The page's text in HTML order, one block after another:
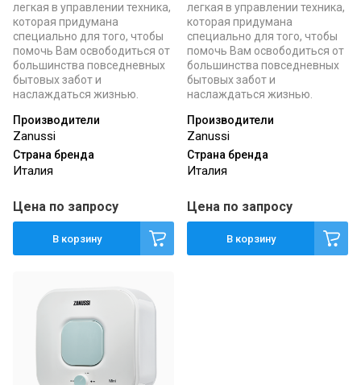
легкая в управлении техника,
которая придумана
специально для того, чтобы
помочь Вам освободиться от
большинства повседневных
бытовых забот и
наслаждаться жизнью.
Производители
Zanussi
Страна бренда
Италия
Цена по запросу
В корзину
легкая в управлении техника,
которая придумана
специально для того, чтобы
помочь Вам освободиться от
большинства повседневных
бытовых забот и
наслаждаться жизнью.
Производители
Zanussi
Страна бренда
Италия
Цена по запросу
В корзину